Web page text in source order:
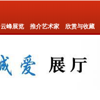
云峰展览 推介艺术家 欣赏与收藏